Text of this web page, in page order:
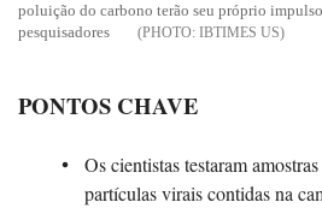
poluição do carbono terão seu próprio
pesquisadores
IBTIMES US
PONTOS CHAVE
Os cientistas testaram
partículas virais contidas na